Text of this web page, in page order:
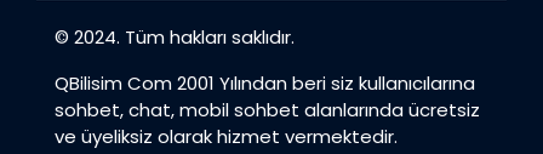
© 2024. Tüm hakları saklıdır.
QBilisim Com 2001 Yılından beri siz kullanıcılarına
sohbet, chat, mobil sohbet alanlarında ücretsiz
ve üyeliksiz olarak hizmet vermektedir.